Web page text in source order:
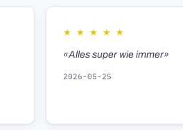
★ ★ ★ ★ ★
«Alles super wie immer»
2026-05-25